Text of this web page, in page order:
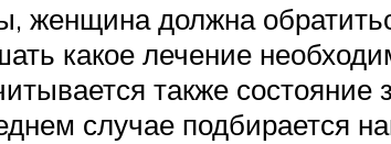
женщина должна
какое лечение
также
случае подбирается